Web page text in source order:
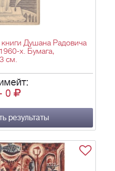
Душана Радовича
х. Бумага,
см.
0
результаты